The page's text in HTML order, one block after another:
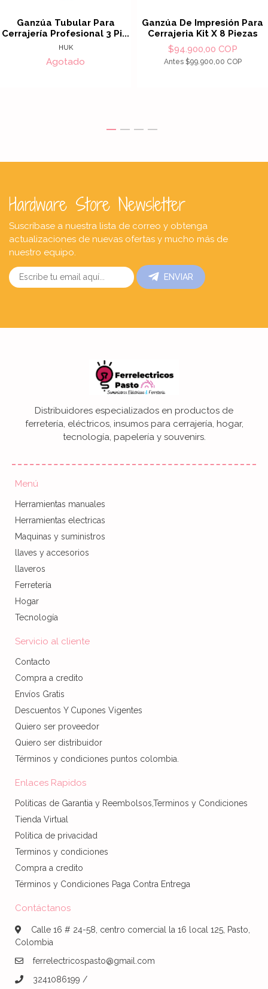
Ganzúa Tubular Para
Cerrajería Profesional 3 Pi...
HUK
Agotado
Ganzúa De Impresión Para
Cerrajeria Kit X 8 Piezas
$94.900,00 COP
Antes $99.900,00 COP
Hardware Store Newsletter
Suscríbase a nuestra lista de correo y obtenga
actualizaciones de nuevas ofertas y mucho más de
nuestro equipo.
ENVIAR
Distribuidores especializados en productos de
ferretería, eléctricos, insumos para cerrajería, hogar,
tecnología, papelería y souvenirs.
Menú
Herramientas manuales
Herramientas electricas
Maquinas y suministros
llaves y accesorios
llaveros
Ferretería
Hogar
Tecnología
Servicio al cliente
Contacto
Compra a credito
Envíos Gratis
Descuentos Y Cupones Vigentes
Quiero ser proveedor
Quiero ser distribuidor
Términos y condiciones puntos colombia.
Enlaces Rapidos
Politicas de Garantia y Reembolsos,Terminos y Condiciones
Tienda Virtual
Politica de privacidad
Terminos y condiciones
Compra a credito
Términos y Condiciones Paga Contra Entrega
Contáctanos
Calle 16 # 24-58, centro comercial la 16 local 125, Pasto,
Colombia
ferrelectricospasto@gmail.com
3241086199 /